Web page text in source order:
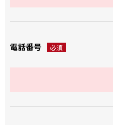
電話番号 必須